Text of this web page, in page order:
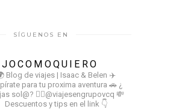
SÍGUENOS EN
Blog de viajes | Isaac & Belen ✈️
para tu proxima aventura 🚗 ¿
sol@? 👉🏻@viajesengrupovcq 💸
Descuentos y tips en el link 👇